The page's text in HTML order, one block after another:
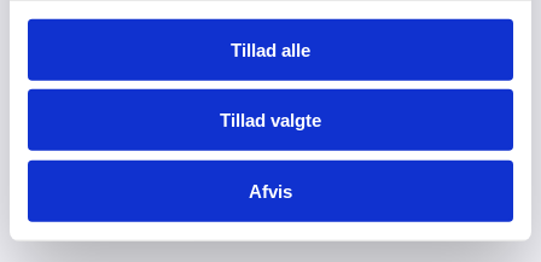
Tillad alle
Tillad valgte
Afvis